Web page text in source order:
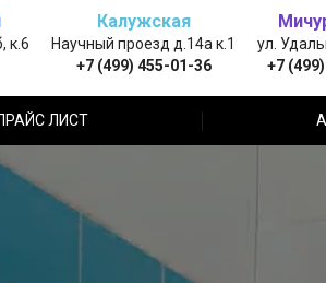
к.6
Калужская
Научный проезд д.14а к.1
+7 (499) 455-01-36
ул.
+7
ЛИСТ